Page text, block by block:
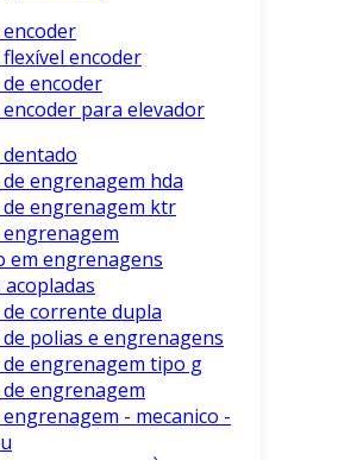
encoder
encoder
para elevador
engrenagem hda
engrenagem ktr
em engrenagens
corrente dupla
polias e engrenagens
engrenagem tipo g
engrenagem
- mecanico -